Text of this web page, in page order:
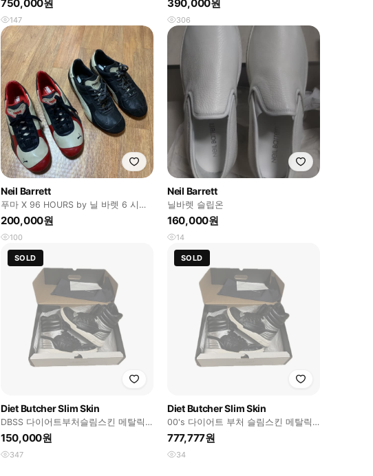
750,000원
147
390,000원
306
Neil Barrett
푸마 X 96 HOURS by 닐 바렛 6 시리
즈 스니커즈(묶음판매)
200,000원
100
Neil Barrett
닐바렛 슬립온
160,000원
14
SOLD
Diet Butcher Slim Skin
DBSS 다이어트부처슬림스킨 메탈릭
하이탑 41사이즈 풀구성
150,000원
347
SOLD
Diet Butcher Slim Skin
00's 다이어트 부처 슬림스킨 메탈릭
하이탑
777,777원
34